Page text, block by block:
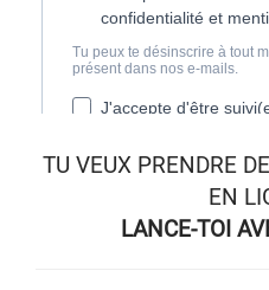
TU VEUX PRENDRE
EN
LANCE-TOI